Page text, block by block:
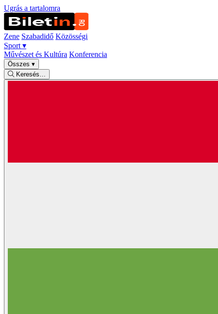
Ugrás a tartalomra
Zene Szabadidő Közösségi
Sport ▾
Művészet és Kultúra Konferencia
Összes ▾
Keresés…